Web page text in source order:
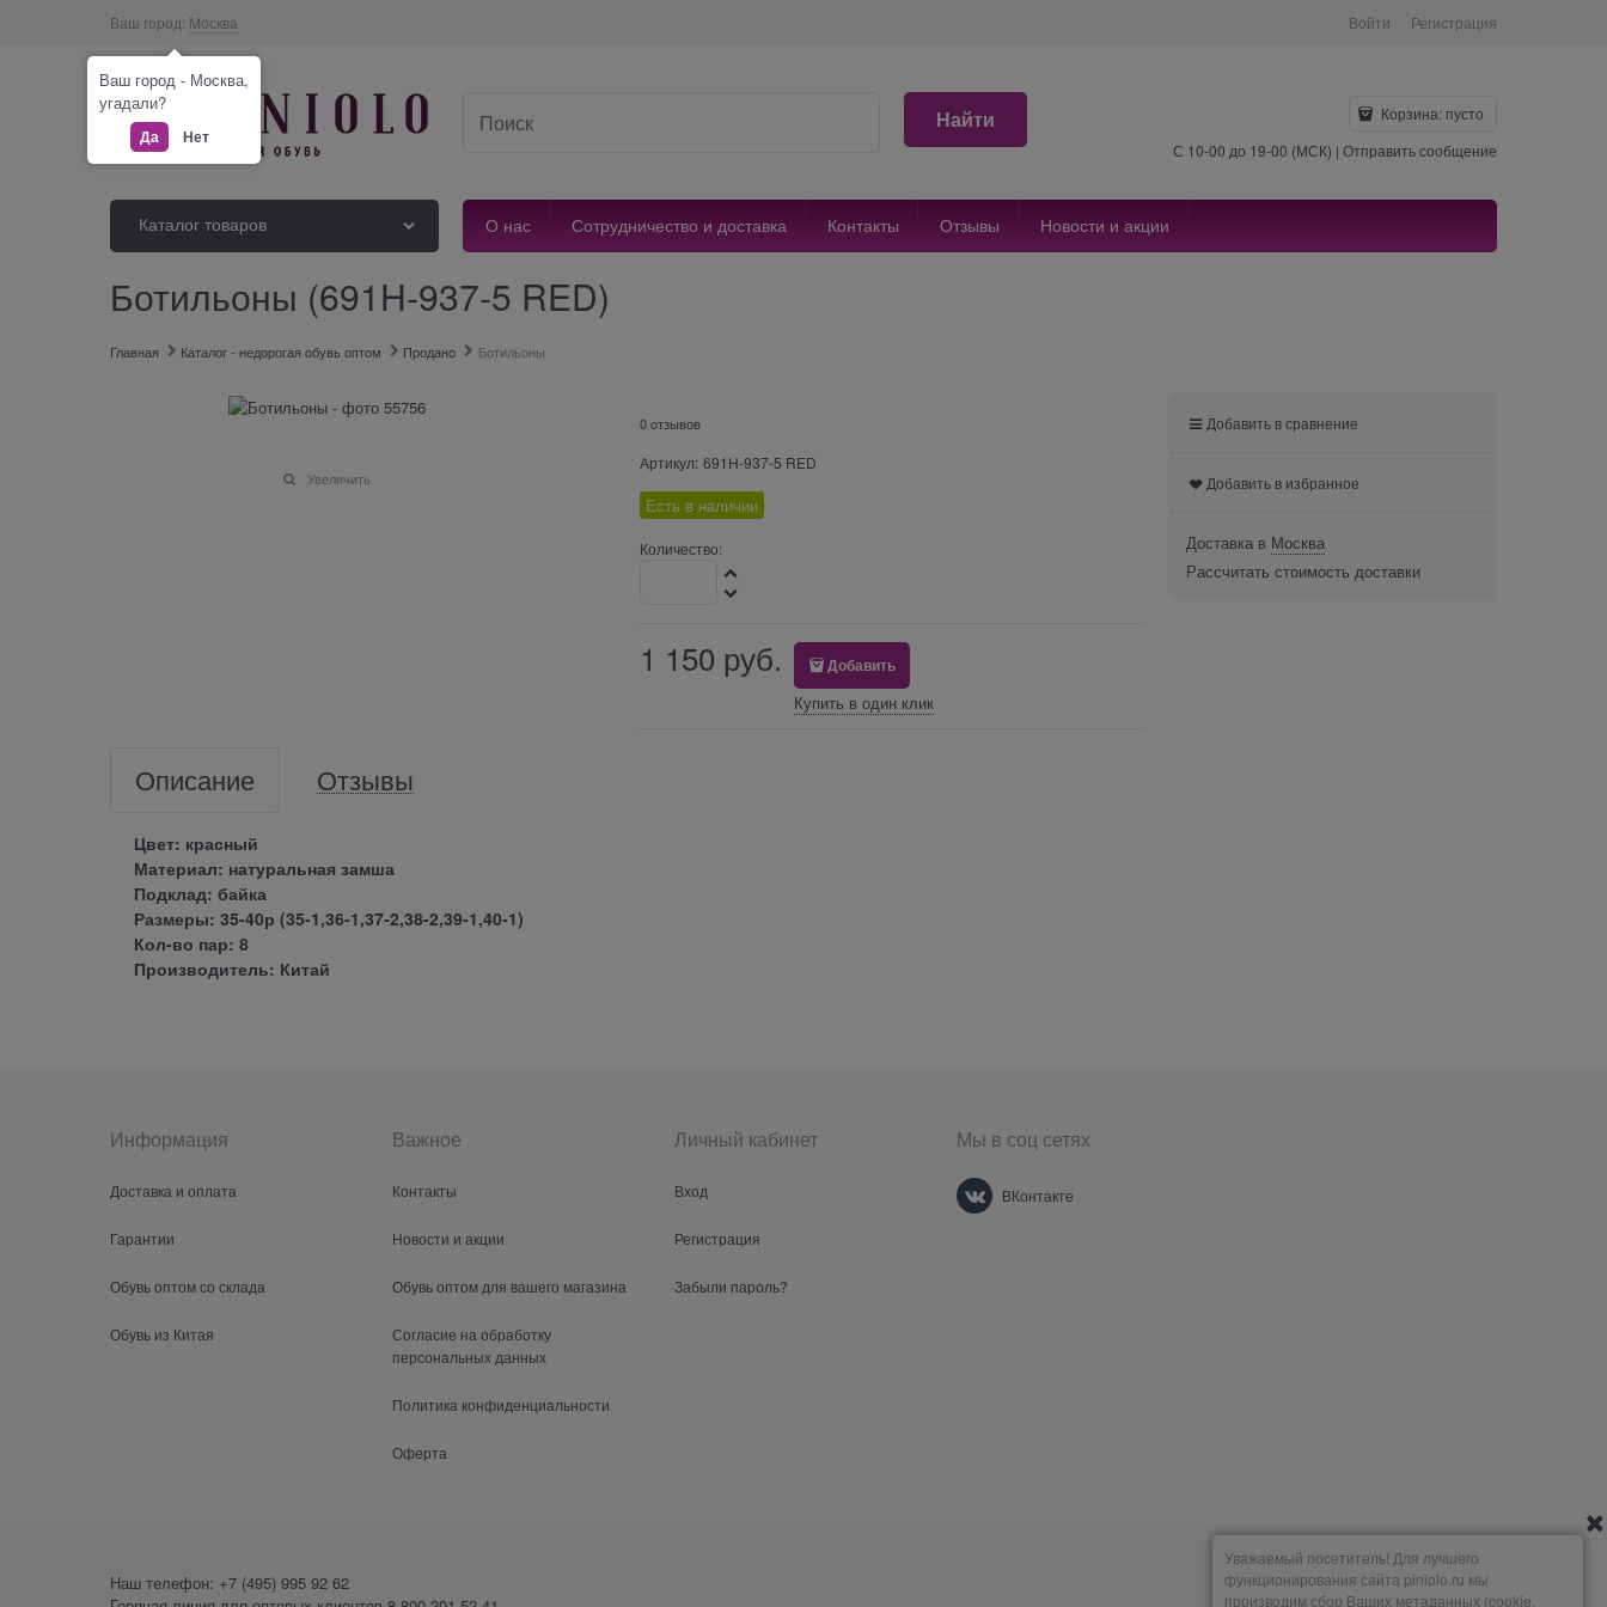
Ваш город: Москва Войти Регистрация
Найти Корзина: пусто
С 10-00 до 19-00 (МСК) | Отправить сообщение
Каталог товаров О нас Сотрудничество и доставка Контакты Отзывы Новости и акции
Ботильоны (691H-937-5 RED)
Главная Каталог - недорогая обувь оптом Продано Ботильоны
Увеличить
0 отзывов
Артикул: 691H-937-5 RED
Есть в наличии
Количество:
1 150 руб. Добавить
Купить в один клик
Описание Отзывы
Цвет: красный
Материал: натуральная замша
Подклад: байка
Размеры: 35-40р (35-1,36-1,37-2,38-2,39-1,40-1)
Кол-во пар: 8
Производитель: Китай
Добавить в сравнение
Добавить в избранное
Доставка в Москва
Рассчитать стоимость доставки
Информация
Доставка и оплата
Гарантии
Обувь оптом со склада
Обувь из Китая
Важное
Контакты
Новости и акции
Обувь оптом для вашего магазина
Согласие на обработку
персональных данных
Политика конфиденциальности
Оферта
Личный кабинет
Вход
Регистрация
Забыли пароль?
Мы в соц сетях
ВКонтакте
Наш телефон: +7 (495) 995 92 62
Ваш город - Москва,
угадали?
Да Нет
Уважаемый посетитель! Для лучшего
функционирования сайта piniolo.ru мы
производим сбор Ваших метаданных (cookie,